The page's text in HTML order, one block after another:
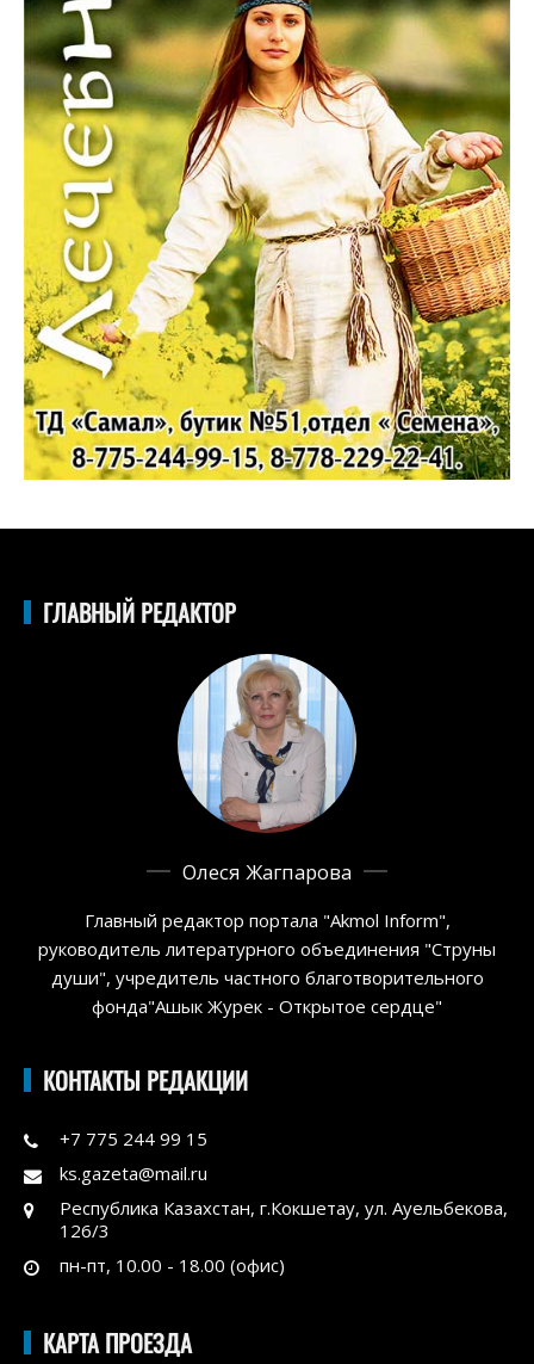
ГЛАВНЫЙ РЕДАКТОР
Олеся Жагпарова
Главный редактор портала "Akmol Inform",
руководитель литературного объединения "Струны
души", учредитель частного благотворительного
фонда"Ашык Журек - Открытое сердце"
КОНТАКТЫ РЕДАКЦИИ
+7 775 244 99 15
ks.gazeta@mail.ru
Республика Казахстан, г.Кокшетау, ул. Ауельбекова,
126/3
пн-пт, 10.00 - 18.00 (офис)
КАРТА ПРОЕЗДА